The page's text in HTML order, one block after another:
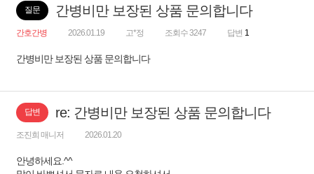
질문 간병비만 보장된 상품 문의합니다
간호간병 2026.01.19 고*정 조회수 3247 답변 1
간병비만 보장된 상품 문의합니다
답변 re: 간병비만 보장된 상품 문의합니다
조진희 매니저 2026.01.20
안녕하세요.^^